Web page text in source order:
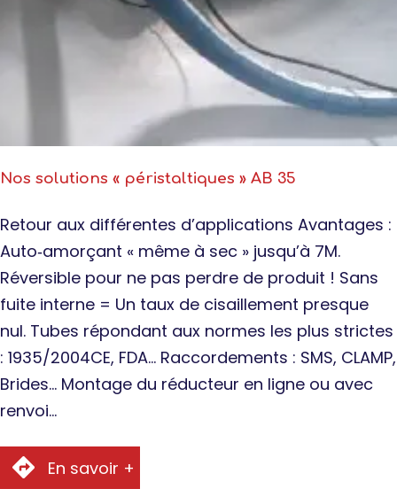
Nos solutions « péristaltiques » AB 35
Retour aux différentes d’applications Avantages :
Auto‐amorçant « même à sec » jusqu’à 7M.
Réversible pour ne pas perdre de produit ! Sans
fuite interne = Un taux de cisaillement presque
nul. Tubes répondant aux normes les plus strictes
: 1935/2004CE, FDA… Raccordements : SMS, CLAMP,
Brides… Montage du réducteur en ligne ou avec
renvoi…
En savoir +